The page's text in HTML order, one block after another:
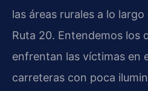
las áreas rurales a lo largo
Ruta 20. Entendemos los
enfrentan las víctimas en
carreteras con poca